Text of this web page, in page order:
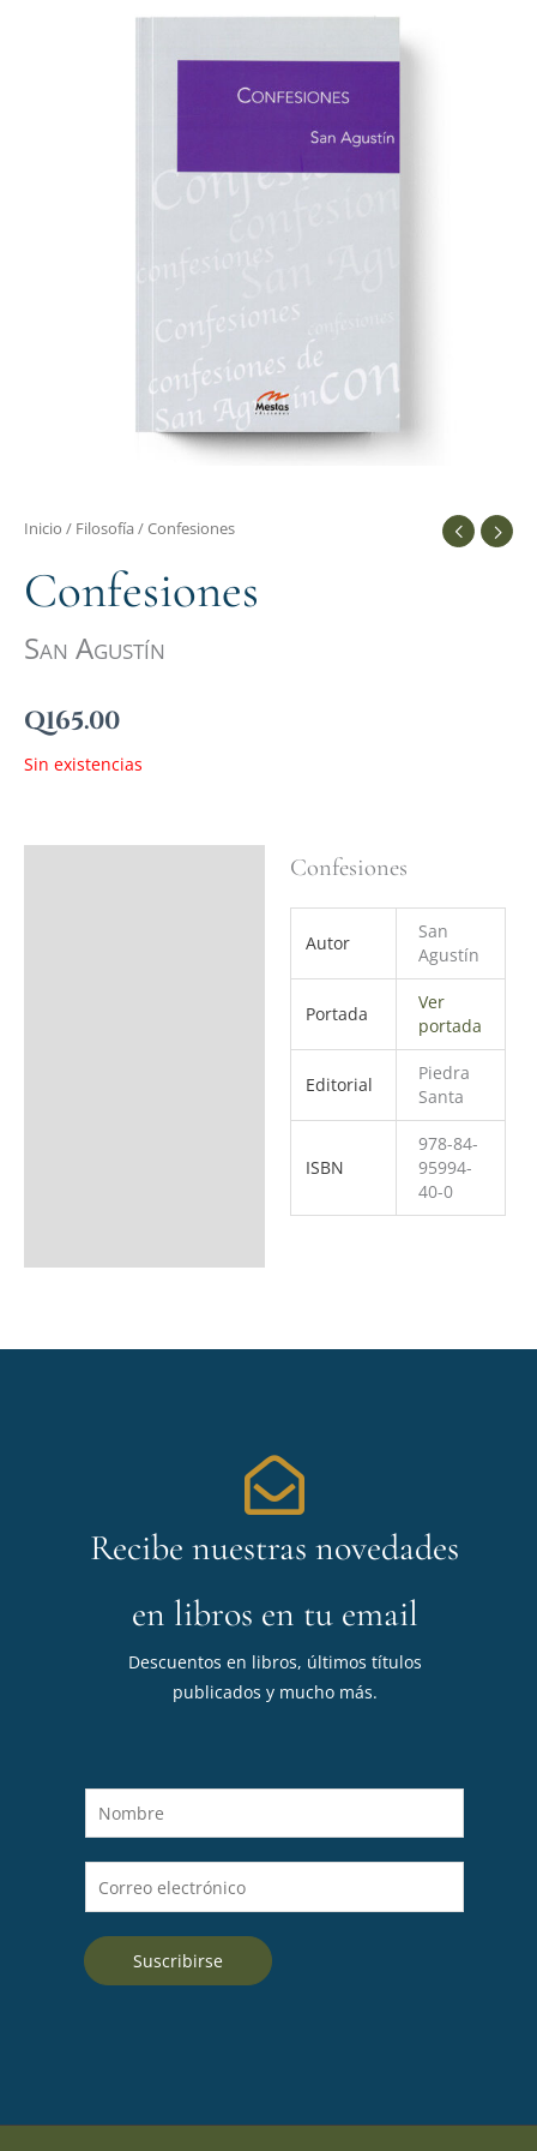
Inicio / Filosofía / Confesiones
Confesiones
San Agustín
Q165.00
Sin existencias
Confesiones
Autor
San
Agustín
Portada
Ver
portada
Editorial
Piedra
Santa
ISBN
978-84-
95994-
40-0
Recibe nuestras novedades
en libros en tu email
Descuentos en libros, últimos títulos
publicados y mucho más.
o
m
e
*
o
r
Suscribirse